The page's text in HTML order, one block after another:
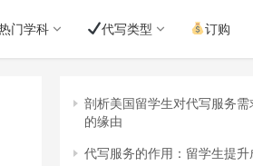
门学科 代写类型 订购
剖析美国留学生对代写服务需
的缘由
代写服务的作用：留学生提